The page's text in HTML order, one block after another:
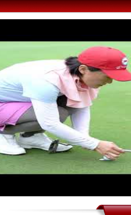
》提升土地治理效能
开辟新径：开启零排放工业未来
南人资源——从外交先锋作用到地方发
金融市场改革 助力实现2045年持续高
业：从景点开发转向价值链构建
世界银行构建2026—2030年阶段贷款
数字消费与电子商务保护模式
各经济体分享经验 推动可持续深林
20%的人口使用公共交通工具目标
资讯】越南2024年5月新法规
资讯】越南2024年《土地法》规定的
知识】越南政府主管部门向外国承包
知识】办理出口手续，但不出口加工
资讯】越南科学技术部颁发关于产品
知识】外国人从越南银行借款需要满
资讯】越南2024年《土地法》关于土
知识】越南签证过期，如何避免高额
知识】“越南姑爷”的二项法定福利
资讯】 外国组织和个人不能取得越南